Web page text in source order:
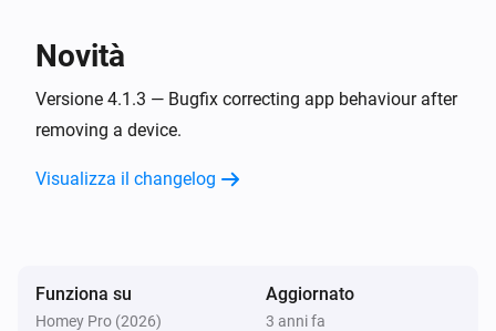
Impostazioni generali
Alza il volume
Impostazioni generali
Novità
Versione 4.1.3 — Bugfix correcting app behaviour after
removing a device.
Visualizza il changelog
Funziona su
Homey Pro (2026)
Aggiornato
3 anni fa